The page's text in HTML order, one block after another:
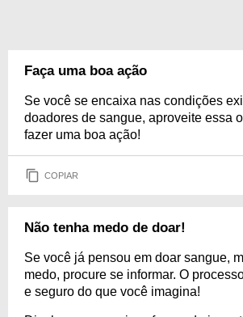
Faça uma boa ação
Se você se encaixa nas condições
doadores de sangue, aproveite essa
fazer uma boa ação!
COPIAR
Não tenha medo de doar!
Se você já pensou em doar sangue,
medo, procure se informar. O
e seguro do que você imagina!